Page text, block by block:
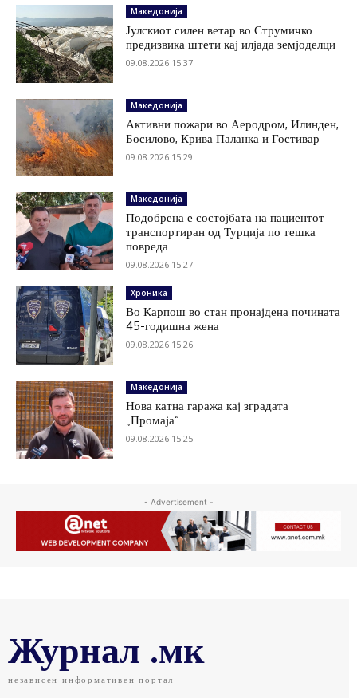
Македонија
Јулскиот силен ветар во Струмичко
предизвика штети кај илјада земјоделци
09.08.2026 15:37
Македонија
Активни пожари во Аеродром, Илинден,
Босилово, Крива Паланка и Гостивар
09.08.2026 15:29
Македонија
Подобрена е состојбата на пациентот
транспортиран од Турција по тешка
повреда
09.08.2026 15:27
Хроника
Во Карпош во стан пронајдена почината
45-годишна жена
09.08.2026 15:26
Македонија
Нова катна гаража кај зградата
„Промаја“
09.08.2026 15:25
- Advertisement -
Журнал .мк
независен информативен портал